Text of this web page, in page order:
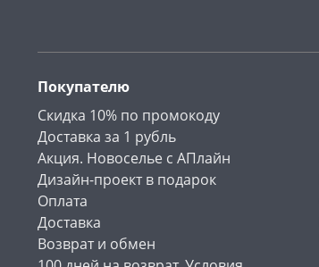
Покупателю
Скидка 10% по промокоду
Доставка за 1 рубль
Акция. Новоселье с АПлайн
Дизайн-проект в подарок
Оплата
Доставка
Возврат и обмен